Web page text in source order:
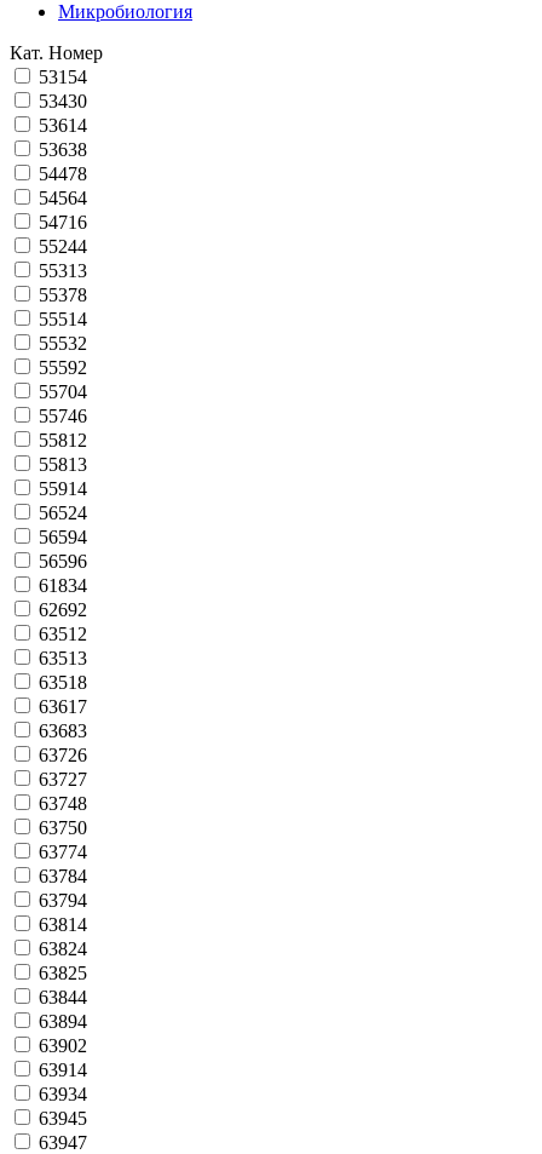
Микробиология
Кат. Номер
53154
53430
53614
53638
54478
54564
54716
55244
55313
55378
55514
55532
55592
55704
55746
55812
55813
55914
56524
56594
56596
61834
62692
63512
63513
63518
63617
63683
63726
63727
63748
63750
63774
63784
63794
63814
63824
63825
63844
63894
63902
63914
63934
63945
63947